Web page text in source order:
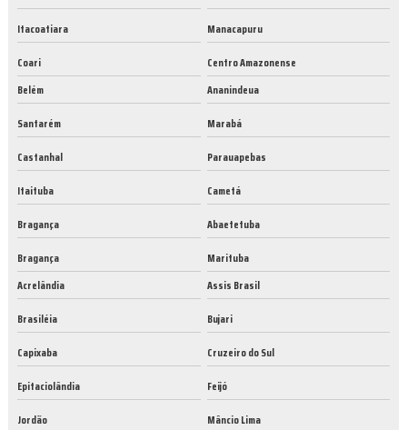
Itacoatiara
Manacapuru
Coari
Centro Amazonense
Belém
Ananindeua
Santarém
Marabá
Castanhal
Parauapebas
Itaituba
Cametá
Bragança
Abaetetuba
Bragança
Marituba
Acrelândia
Assis Brasil
Brasiléia
Bujari
Capixaba
Cruzeiro do Sul
Epitaciolândia
Feijó
Jordão
Mâncio Lima